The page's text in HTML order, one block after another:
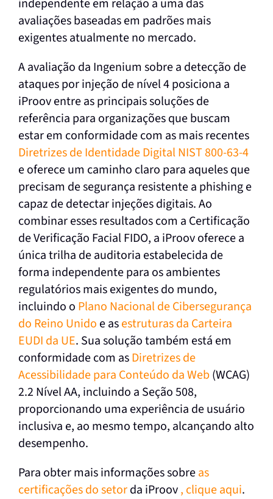
avaliações baseadas em padrões mais
exigentes atualmente no mercado.
A avaliação da Ingenium sobre a detecção de
ataques por injeção de nível 4 posiciona a
iProov entre as principais soluções de
referência para organizações que buscam
estar em conformidade com as mais recentes
Diretrizes de Identidade Digital NIST 800-63-4
e oferece um caminho claro para aqueles que
precisam de segurança resistente a phishing e
capaz de detectar injeções digitais. Ao
combinar esses resultados com a Certificação
de Verificação Facial FIDO, a iProov oferece a
única trilha de auditoria estabelecida de
forma independente para os ambientes
regulatórios mais exigentes do mundo,
incluindo o Plano Nacional de Cibersegurança
do Reino Unido e asestruturas da Carteira
EUDI da UE. Sua solução também está em
conformidade com asDiretrizes de
Acessibilidade para Conteúdo da Web(WCAG)
2.2 Nível AA, incluindo a Seção 508,
proporcionando uma experiência de usuário
inclusiva e, ao mesmo tempo, alcançando alto
desempenho.
Para obter mais informações sobreas
certificações do setorda iProov, clique aqui.